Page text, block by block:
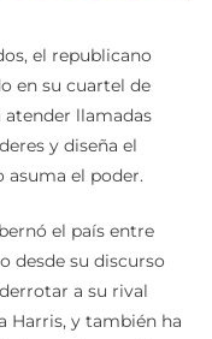
el republicano
en su cuartel de
llamadas
y diseña el
asuma el poder.
el país entre
desde su discurso
a su rival
Harris, y también ha